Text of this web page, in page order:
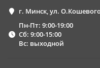
г. Минск, ул.
Пн-Пт: 9:00-19:00
Сб: 9:00-15:00
Вс: выходной